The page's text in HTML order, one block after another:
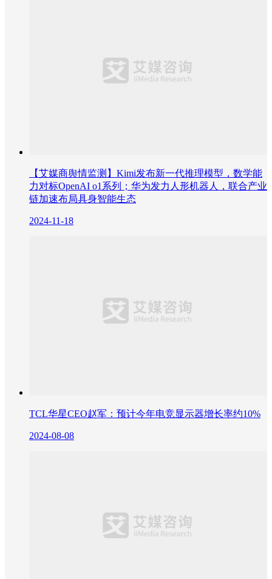
【艾媒商舆情监测】Kimi发布新一代推理模型，数学能
力对标OpenAI o1系列；华为发力人形机器人，联合产业
链加速布局具身智能生态
2024-11-18
TCL华星CEO赵军：预计今年电竞显示器增长率约10%
2024-08-08